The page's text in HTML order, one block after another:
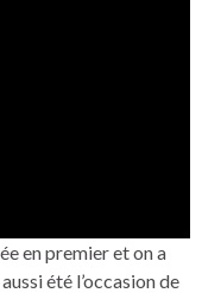
en premier et on a
été l’occasion de